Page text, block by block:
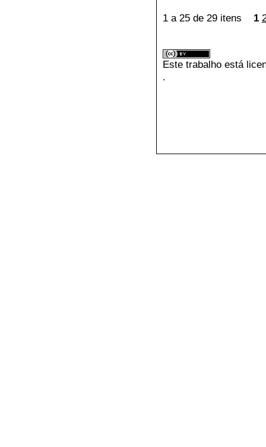
1 a 25 de 29 itens 1
Este trabalho está
.